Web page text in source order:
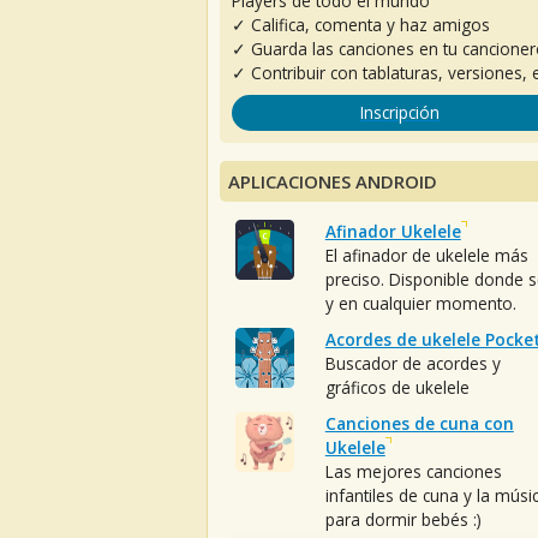
✓ Califica, comenta y haz amigos
✓ Guarda las canciones en tu
✓ Contribuir con tablaturas, versiones,
Inscripción
APLICACIONES ANDROID
Afinador Ukelele
El afinador de ukelele más
preciso. Disponible donde
y en cualquier momento.
Acordes de ukelele
Buscador de acordes y
gráficos de ukelele
Canciones de cuna con
Ukelele
Las mejores canciones
infantiles de cuna y la
para dormir bebés :)